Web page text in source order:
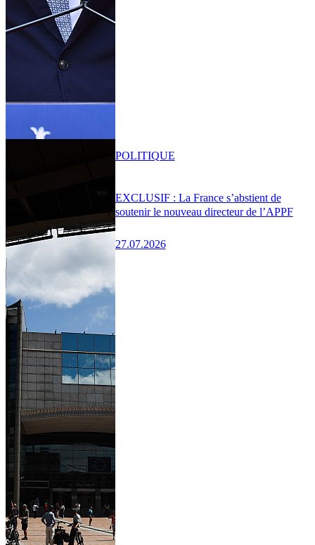
EXCLUSIF : La France s’abstient de
soutenir le nouveau directeur de l’APPF
27.07.2026
POLITIQUE